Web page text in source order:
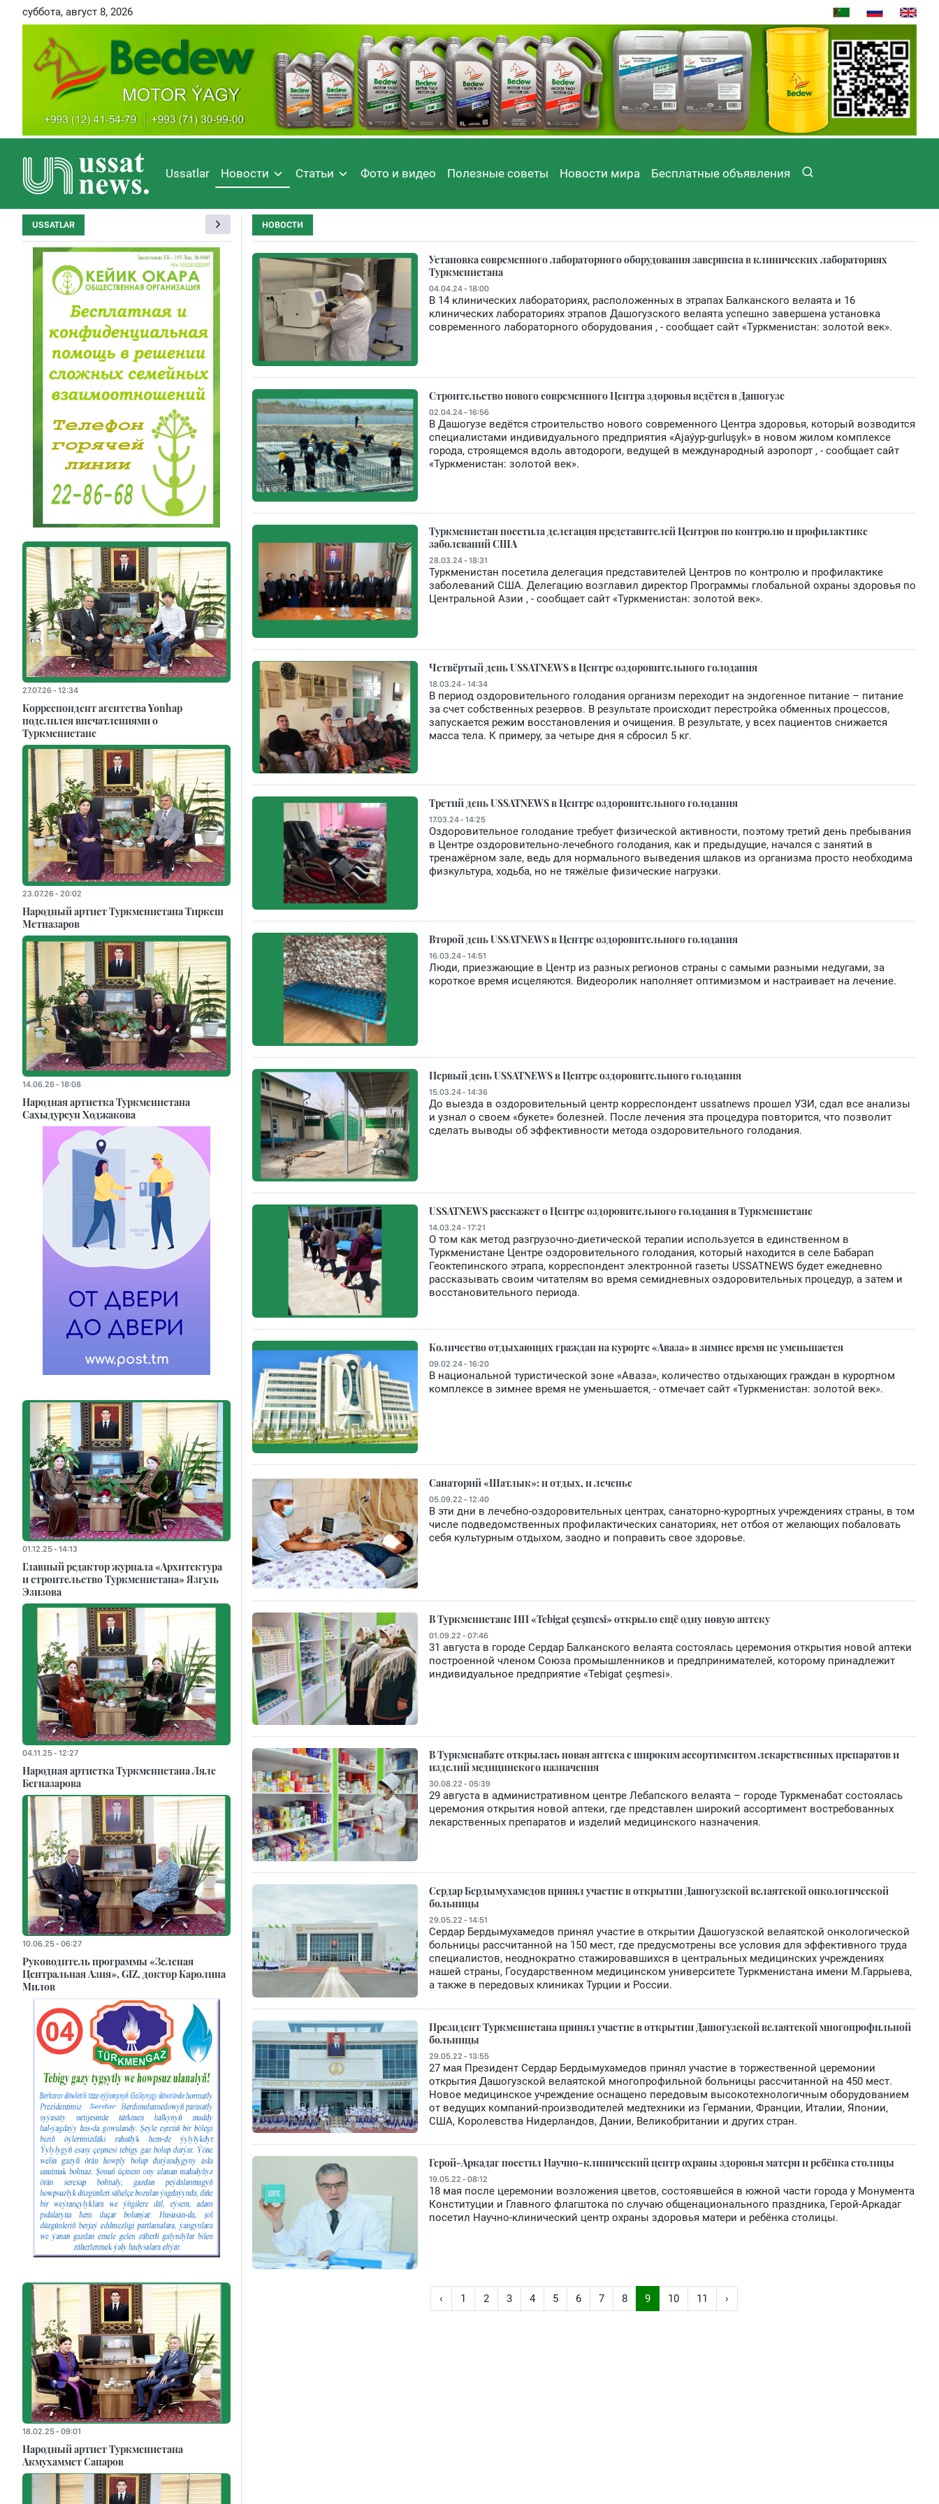
суббота, август 8, 2026
Ussatlar Новости Статьи Фото и видео Полезные советы Новости мира Бесплатные объявления
НОВОСТИ
Установка современного лабораторного оборудования завершена в клинических лабораториях
Туркменистана
04.04.24 - 18:00
В 14 клинических лабораториях, расположенных в этрапах Балканского велаята и 16
клинических лабораториях этрапов Дашогузского велаята успешно завершена установка
современного лабораторного оборудования , - сообщает сайт «Туркменистан: золотой век».
Строительство нового современного Центра здоровья ведётся в Дашогузе
02.04.24 - 16:56
В Дашогузе ведётся строительство нового современного Центра здоровья, который возводится
специалистами индивидуального предприятия «Ajaýyp-gurluşyk» в новом жилом комплексе
города, строящемся вдоль автодороги, ведущей в международный аэропорт , - сообщает сайт
«Туркменистан: золотой век».
Туркменистан посетила делегация представителей Центров по контролю и профилактике
заболеваний США
28.03.24 - 18:31
Туркменистан посетила делегация представителей Центров по контролю и профилактике
заболеваний США. Делегацию возглавил директор Программы глобальной охраны здоровья по
Центральной Азии , - сообщает сайт «Туркменистан: золотой век».
Четвёртый день USSATNEWS в Центре оздоровительного голодания
18.03.24 - 14:34
В период оздоровительного голодания организм переходит на эндогенное питание – питание
за счет собственных резервов. В результате происходит перестройка обменных процессов,
запускается режим восстановления и очищения. В результате, у всех пациентов снижается
масса тела. К примеру, за четыре дня я сбросил 5 кг.
Третий день USSATNEWS в Центре оздоровительного голодания
17.03.24 - 14:25
Оздоровительное голодание требует физической активности, поэтому третий день пребывания
в Центре оздоровительно-лечебного голодания, как и предыдущие, начался с занятий в
тренажёрном зале, ведь для нормального выведения шлаков из организма просто необходима
физкультура, ходьба, но не тяжёлые физические нагрузки.
Второй день USSATNEWS в Центре оздоровительного голодания
16.03.24 - 14:51
Люди, приезжающие в Центр из разных регионов страны с самыми разными недугами, за
короткое время исцеляются. Видеоролик наполняет оптимизмом и настраивает на лечение.
Первый день USSATNEWS в Центре оздоровительного голодания
15.03.24 - 14:36
До выезда в оздоровительный центр корреспондент ussatnews прошел УЗИ, сдал все анализы
и узнал о своем «букете» болезней. После лечения эта процедура повторится, что позволит
сделать выводы об эффективности метода оздоровительного голодания.
USSATNEWS расскажет о Центре оздоровительного голодания в Туркменистане
14.03.24 - 17:21
О том как метод разгрузочно-диетической терапии используется в единственном в
Туркменистане Центре оздоровительного голодания, который находится в селе Бабарап
Геоктепинского этрапа, корреспондент электронной газеты USSATNEWS будет ежедневно
рассказывать своим читателям во время семидневных оздоровительных процедур, а затем и
восстановительного периода.
Количество отдыхающих граждан на курорте «Аваза» в зимнее время не уменьшается
09.02.24 - 16:20
В национальной туристической зоне «Аваза», количество отдыхающих граждан в курортном
комплексе в зимнее время не уменьшается, - отмечает сайт «Туркменистан: золотой век».
Санаторий «Шатлык»: и отдых, и леченье
05.09.22 - 12:40
В эти дни в лечебно-оздоровительных центрах, санаторно-курортных учреждениях страны, в том
числе подведомственных профилактических санаториях, нет отбоя от желающих побаловать
себя культурным отдыхом, заодно и поправить свое здоровье.
В Туркменистане ИП «Tebigat çeşmesi» открыло ещё одну новую аптеку
01.09.22 - 07:46
31 августа в городе Сердар Балканского велаята состоялась церемония открытия новой аптеки
построенной членом Союза промышленников и предпринимателей, которому принадлежит
индивидуальное предприятие «Tebigat çeşmesi».
В Туркменабате открылась новая аптека с широким ассортиментом лекарственных препаратов и
изделий медицинского назначения
30.08.22 - 05:39
29 августа в административном центре Лебапского велаята – городе Туркменабат состоялась
церемония открытия новой аптеки, где представлен широкий ассортимент востребованных
лекарственных препаратов и изделий медицинского назначения.
Сердар Бердымухамедов принял участие в открытии Дашогузской велаятской онкологической
больницы
29.05.22 - 14:51
Сердар Бердымухамедов принял участие в открытии Дашогузской велаятской онкологической
больницы рассчитанной на 150 мест, где предусмотрены все условия для эффективного труда
специалистов, неоднократно стажировавшихся в центральных медицинских учреждениях
нашей страны, Государственном медицинском университете Туркменистана имени М.Гаррыева,
а также в передовых клиниках Турции и России.
Президент Туркменистана принял участие в открытии Дашогузской велаятской многопрофильной
больницы
29.05.22 - 13:55
27 мая Президент Сердар Бердымухамедов принял участие в торжественной церемонии
открытия Дашогузской велаятской многопрофильной больницы рассчитанной на 450 мест.
Новое медицинское учреждение оснащено передовым высокотехнологичным оборудованием
от ведущих компаний-производителей медтехники из Германии, Франции, Италии, Японии,
США, Королевства Нидерландов, Дании, Великобритании и других стран.
Герой-Аркадаг посетил Научно-клинический центр охраны здоровья матери и ребёнка столицы
19.05.22 - 08:12
18 мая после церемонии возложения цветов, состоявшейся в южной части города у Монумента
Конституции и Главного флагштока по случаю общенационального праздника, Герой-Аркадаг
посетил Научно-клинический центр охраны здоровья матери и ребёнка столицы.
‹ 1 2 3 4 5 6 7 8 9 10 11 ›
USSATLAR
27.07.26 - 12:34
Корреспондент агентства Yonhap
поделился впечатлениями о
Туркменистане
23.07.26 - 20:02
Народный артист Туркменистана Тиркеш
Мeтназаров
14.06.26 - 18:08
Народная артистка Туркменистана
Сахыдурсун Ходжакова
01.12.25 - 14:13
Главный редактор журнала «Архитектура
и строительство Туркменистана» Язгуль
Эзизова
04.11.25 - 12:27
Народная артистка Туркменистана Ляле
Бегназарова
10.06.25 - 06:27
Руководитель программы «Зеленая
Центральная Азия», GIZ, доктор Каролина
Милов
18.02.25 - 09:01
Народный артист Туркменистана
Акмухаммет Сапаров